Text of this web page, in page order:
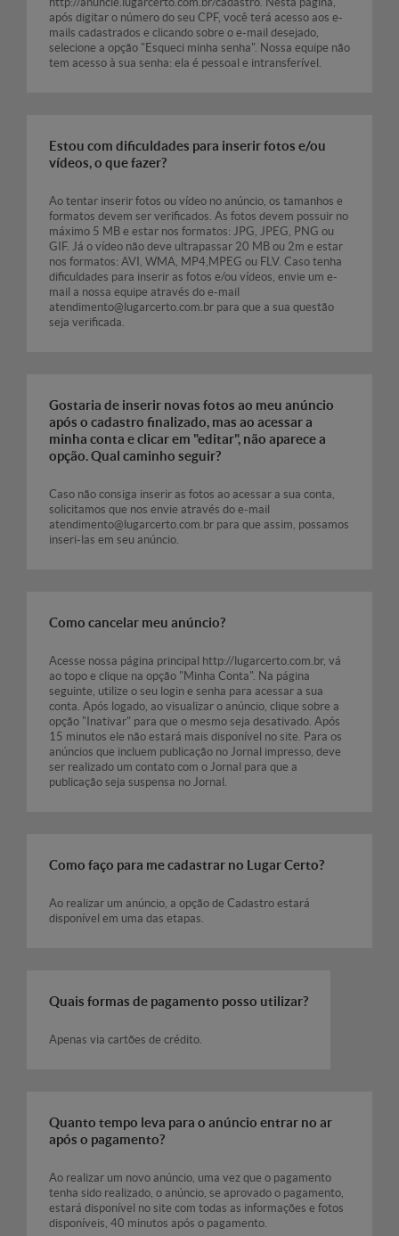
após digitar o número do seu CPF, você terá acesso aos e-
mails cadastrados e clicando sobre o e-mail desejado,
selecione a opção "Esqueci minha senha". Nossa equipe não
tem acesso à sua senha: ela é pessoal e intransferível.
Estou com dificuldades para inserir fotos e/ou
vídeos, o que fazer?
Ao tentar inserir fotos ou vídeo no anúncio, os tamanhos e
formatos devem ser verificados. As fotos devem possuir no
máximo 5 MB e estar nos formatos: JPG, JPEG, PNG ou
GIF. Já o vídeo não deve ultrapassar 20 MB ou 2m e estar
nos formatos: AVI, WMA, MP4,MPEG ou FLV. Caso tenha
dificuldades para inserir as fotos e/ou vídeos, envie um e-
mail a nossa equipe através do e-mail
atendimento@lugarcerto.com.br para que a sua questão
seja verificada.
Gostaria de inserir novas fotos ao meu anúncio
após o cadastro finalizado, mas ao acessar a
minha conta e clicar em "editar", não aparece a
opção. Qual caminho seguir?
Caso não consiga inserir as fotos ao acessar a sua conta,
solicitamos que nos envie através do e-mail
atendimento@lugarcerto.com.br para que assim, possamos
inseri-las em seu anúncio.
Como cancelar meu anúncio?
Acesse nossa página principal http://lugarcerto.com.br, vá
ao topo e clique na opção "Minha Conta". Na página
seguinte, utilize o seu login e senha para acessar a sua
conta. Após logado, ao visualizar o anúncio, clique sobre a
opção "Inativar" para que o mesmo seja desativado. Após
15 minutos ele não estará mais disponível no site. Para os
anúncios que incluem publicação no Jornal impresso, deve
ser realizado um contato com o Jornal para que a
publicação seja suspensa no Jornal.
Como faço para me cadastrar no Lugar Certo?
Ao realizar um anúncio, a opção de Cadastro estará
disponível em uma das etapas.
Quais formas de pagamento posso utilizar?
Apenas via cartões de crédito.
Quanto tempo leva para o anúncio entrar no ar
após o pagamento?
Ao realizar um novo anúncio, uma vez que o pagamento
tenha sido realizado, o anúncio, se aprovado o pagamento,
estará disponível no site com todas as informações e fotos
disponíveis, 40 minutos após o pagamento.